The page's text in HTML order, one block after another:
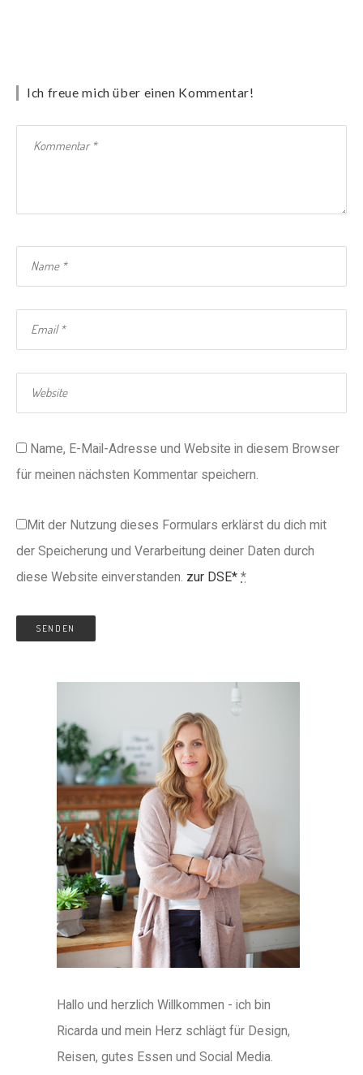
Ich freue mich über einen Kommentar!
Name, E-Mail-Adresse und Website in diesem Browser
für meinen nächsten Kommentar speichern.
Mit der Nutzung dieses Formulars erklärst du dich mit
der Speicherung und Verarbeitung deiner Daten durch
diese Website einverstanden. zur DSE* *
Hallo und herzlich Willkommen - ich bin
Ricarda und mein Herz schlägt für Design,
Reisen, gutes Essen und Social Media.